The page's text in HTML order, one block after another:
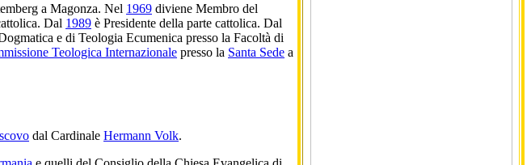
a Magonza. Nel 1969 diviene Membro del
Dal 1989 è Presidente della parte cattolica. Dal
e di Teologia Ecumenica presso la Facoltà di
Teologica Internazionale presso la Santa Sede a
dal Cardinale Hermann Volk.